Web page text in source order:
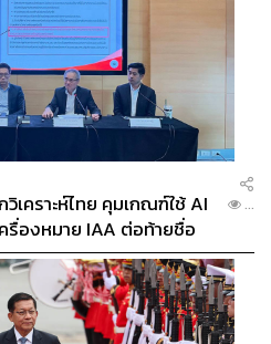
เคราะห์ไทย คุมเกณฑ์ใช้ AI
รื่องหมาย IAA ต่อท้ายชื่อ
...